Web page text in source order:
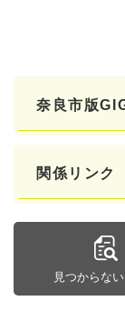
奈良市版
関係リンク
見つからな